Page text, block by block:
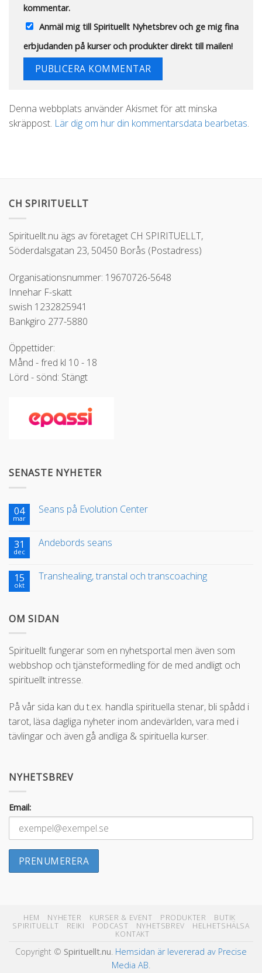
kommentar.
Anmäl mig till Spirituellt Nyhetsbrev och ge mig fina
erbjudanden på kurser och produkter direkt till mailen!
Denna webbplats använder Akismet för att minska
skräppost. Lär dig om hur din kommentarsdata bearbetas.
CH SPIRITUELLT
Spirituellt.nu ägs av företaget CH SPIRITUELLT,
Söderdalsgatan 23, 50450 Borås (Postadress)
Organisationsnummer: 19670726-5648
Innehar F-skatt
swish 1232825941
Bankgiro 277-5880
Öppettider:
Månd - fred kl 10 - 18
Lörd - sönd: Stängt
SENASTE NYHETER
04
mar
Seans på Evolution Center
31
dec
Andebords seans
15
okt
Transhealing, transtal och transcoaching
OM SIDAN
Spirituellt fungerar som en nyhetsportal men även som
webbshop och tjänsteförmedling för de med andligt och
spirituellt intresse.
På vår sida kan du t.ex. handla spirituella stenar, bli spådd i
tarot, läsa dagliga nyheter inom andevärlden, vara med i
tävlingar och även gå andliga & spirituella kurser.
NYHETSBREV
Email:
HEM NYHETER KURSER & EVENT PRODUKTER
BUTIK
SPIRITUELLT
REIKI PODCAST NYHETSBREV
HELHETSHÄLSA
KONTAKT
Copyright © Spirituellt.nu. Hemsidan är levererad av Precise
Media AB.